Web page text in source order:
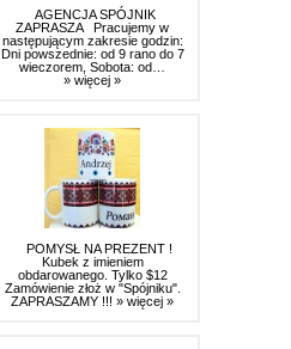
AGENCJA SPÓJNIK
ZAPRASZA Pracujemy w
następującym zakresie godzin:
Dni powszednie: od 9 rano do 7
wieczorem, Sobota: od…
» więcej »
POMYSŁ NA PREZENT !
Kubek z imieniem
obdarowanego. Tylko $12
Zamówienie złoż w "Spójniku".
ZAPRASZAMY !!! » więcej »